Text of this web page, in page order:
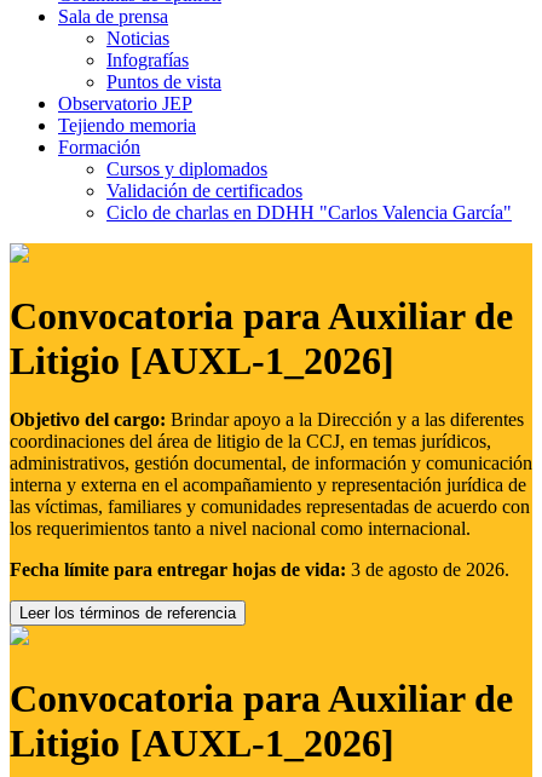
Sala de prensa
Noticias
Infografías
Puntos de vista
Observatorio JEP
Tejiendo memoria
Formación
Cursos y diplomados
Validación de certificados
Ciclo de charlas en DDHH "Carlos Valencia García"
Convocatoria para Auxiliar de
Litigio [AUXL-1_2026]
Objetivo del cargo: Brindar apoyo a la Dirección y a las diferentes
coordinaciones del área de litigio de la CCJ, en temas jurídicos,
administrativos, gestión documental, de información y comunicación
interna y externa en el acompañamiento y representación jurídica de
las víctimas, familiares y comunidades representadas de acuerdo con
los requerimientos tanto a nivel nacional como internacional.
Fecha límite para entregar hojas de vida: 3 de agosto de 2026.
Leer los términos de referencia
Convocatoria para Auxiliar de
Litigio [AUXL-1_2026]